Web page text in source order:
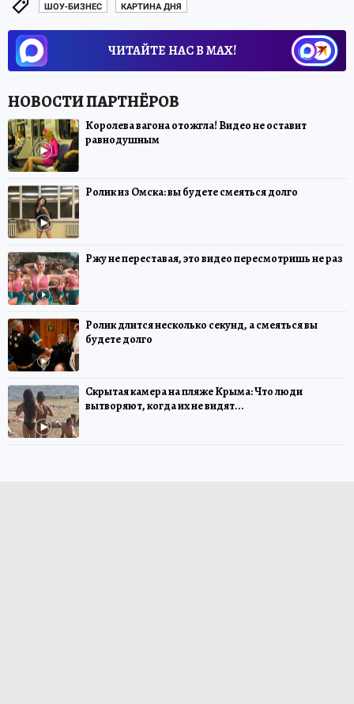
ШОУ-БИЗНЕС КАРТИНА ДНЯ
ЧИТАЙТЕ НАС В МАХ!
Королева вагона отожгла! Видео не оставит
равнодушным
Ролик из Омска: вы будете смеяться долго
Ржу не переставая, это видео пересмотришь не раз
Ролик длится несколько секунд, а смеяться вы
будете долго
Скрытая камера на пляже Крыма: Что люди
вытворяют, когда их не видят...